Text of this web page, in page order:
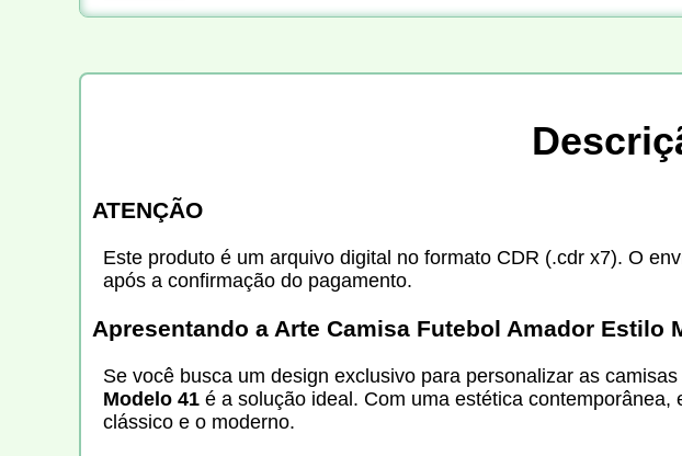
ATENÇÃO
Este produto é um arquivo digital no formato CDR (.cdr x7). O
após a confirmação do pagamento.
Apresentando a Arte Camisa Futebol Amador Estilo
Se você busca um design exclusivo para personalizar as
Modelo 41 é a solução ideal. Com uma estética
clássico e o moderno.